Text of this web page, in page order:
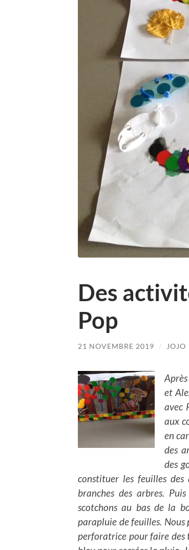
Des
Pop
21 NOVEMBRE 2019 / JOJO
et
avec
aux
en
des
des
constituer les feuilles des
branches des arbres.
scotchons au bas de la
parapluie de feuilles. Nous
perforatrice pour faire des